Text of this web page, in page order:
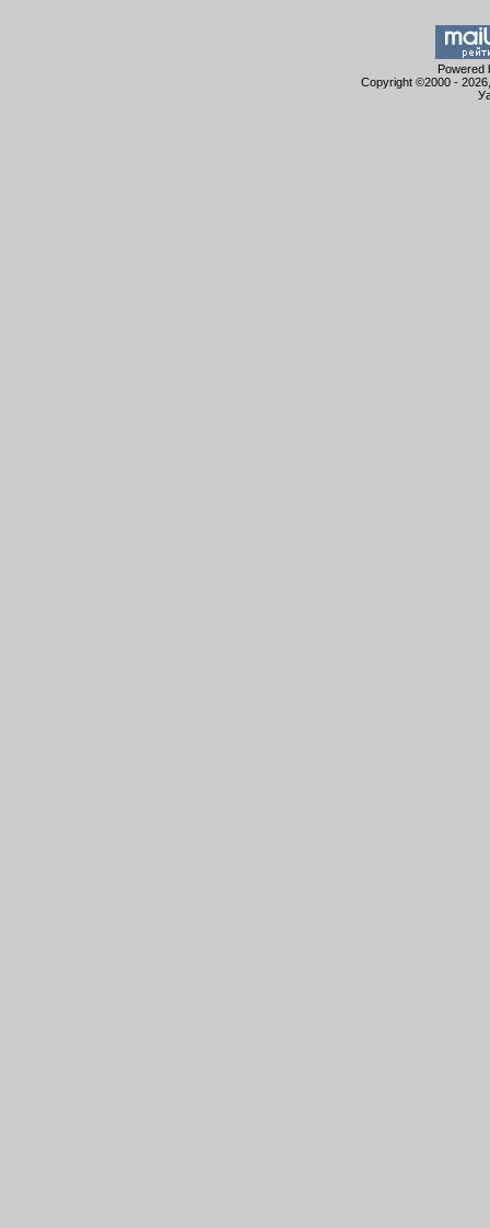
Powered
Copyright ©2000 -